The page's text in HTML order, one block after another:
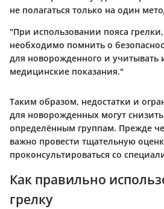
не полагаться только на один
"При использовании пояса
необходимо помнить о
для новорожденного и учитывать
медицинские показания."
Таким образом, недостатки и
для новорожденных могут снизить
определённым группам. Прежде
важно провести тщательную
проконсультироваться со
Как правильно
грелку